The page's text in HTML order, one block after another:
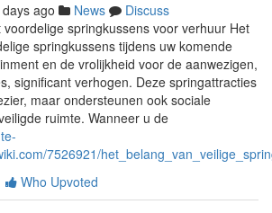
ago News
Discuss
springkussens voor verhuur Het
springkussens tijdens uw komende
en de vrolijkheid voor de aanwezigen,
significant verhogen. Deze springattracties
maar ondersteunen ook sociale
ruimte. Wanneer u de
7526921/
Who Upvoted